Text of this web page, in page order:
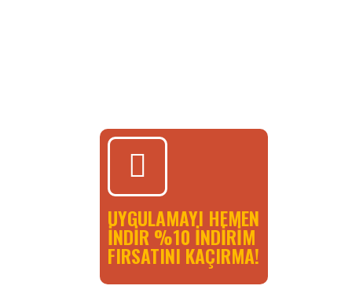
UYGULAMAYI HEMEN
INDIR %10 INDIRIM
FIRSATINI KAÇIRMA!